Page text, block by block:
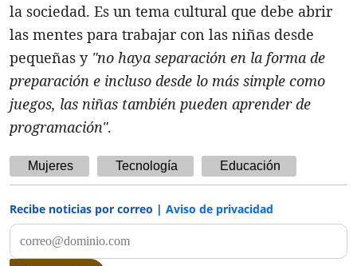
la sociedad. Es un tema cultural que debe abrir
las mentes para trabajar con las niñas desde
pequeñas y "no haya separación en la forma de
preparación e incluso desde lo más simple como
juegos, las niñas también pueden aprender de
programación".
Mujeres Tecnología Educación
Recibe noticias por correo | Aviso de privacidad